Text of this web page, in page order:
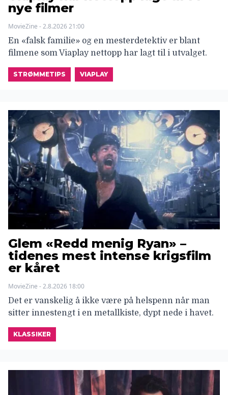
nye filmer
MovieZine - 2.8.2026 21:00
En «falsk familie» og en mesterdetektiv er blant
filmene som Viaplay nettopp har lagt til i utvalget.
STRØMMETIPS VIAPLAY
Glem «Redd menig Ryan» –
tidenes mest intense krigsfilm
er kåret
MovieZine - 2.8.2026 18:00
Det er vanskelig å ikke være på helspenn når man
sitter innestengt i en metallkiste, dypt nede i havet.
KLASSIKER